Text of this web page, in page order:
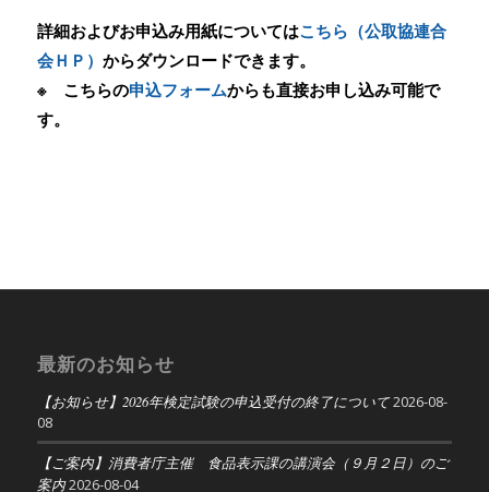
詳細およびお申込み用紙についてはこちら（公取協連合
会ＨＰ） からダウンロードできます。
※ こちらの申込フォームからも直接お申し込み可能で
す。
最新のお知らせ
【お知らせ】2026年検定試験の申込受付の終了について 2026-08-
08
【ご案内】消費者庁主催 食品表示課の講演会（９月２日）のご
案内 2026-08-04